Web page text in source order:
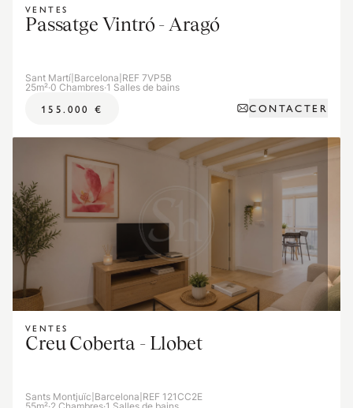
VENTES
Passatge Vintró - Aragó
Sant Martí|Barcelona|REF 7VP5B
25m²·0 Chambres·1 Salles de bains
155.000 € CONTACTER
VENTES
Creu Coberta - Llobet
Sants Montjuïc|Barcelona|REF 121CC2E